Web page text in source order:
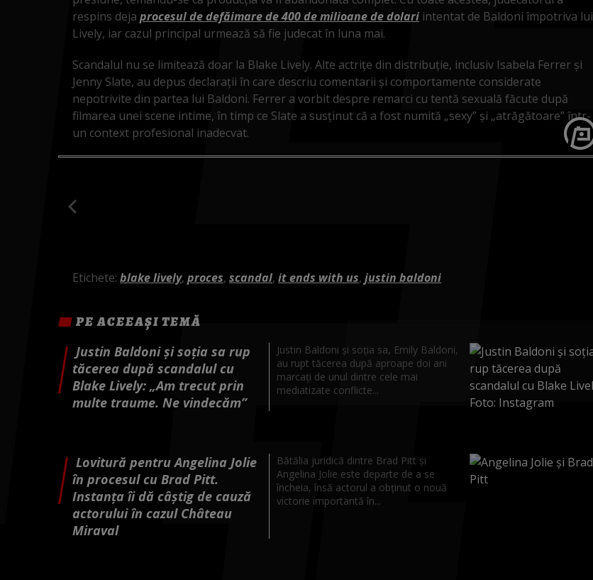
respins deja procesul de defăimare de 400 de milioane de dolari intentat de Baldoni împotriva lui
Lively, iar cazul principal urmează să fie judecat în luna mai.
Scandalul nu se limitează doar la Blake Lively. Alte actrițe din distribuție, inclusiv Isabela Ferrer și
Jenny Slate, au depus declarații în care descriu comentarii și comportamente considerate
nepotrivite din partea lui Baldoni. Ferrer a vorbit despre remarci cu tentă sexuală făcute după
filmarea unei scene intime, în timp ce Slate a susținut că a fost numită „sexy” și „atrăgătoare” într-
un context profesional inadecvat.
Etichete: blake lively, proces, scandal, it ends with us, justin baldoni
PE ACEEAȘI TEMĂ
Justin Baldoni și soția sa rup
tăcerea după scandalul cu
Blake Lively: „Am trecut prin
multe traume. Ne vindecăm”
Justin Baldoni și soția sa, Emily Baldoni,
au rupt tăcerea după aproape doi ani
marcați de unul dintre cele mai
mediatizate conflicte...
Lovitură pentru Angelina Jolie
în procesul cu Brad Pitt.
Instanța îi dă câștig de cauză
actorului în cazul Château
Miraval
Bătălia juridică dintre Brad Pitt și
Angelina Jolie este departe de a se
încheia, însă actorul a obținut o nouă
victorie importantă în...